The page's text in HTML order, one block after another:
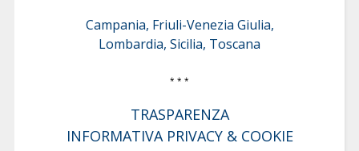
Campania, Friuli-Venezia Giulia,
Lombardia, Sicilia, Toscana
* * *
TRASPARENZA
INFORMATIVA PRIVACY & COOKIE